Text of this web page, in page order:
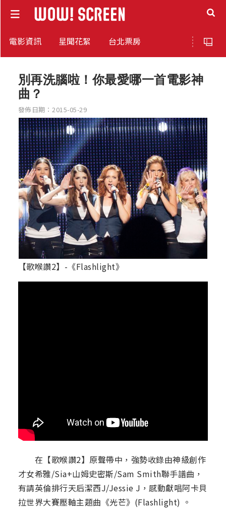
電影資訊 星聞花絮 台北票房
別再洗腦啦！你最愛哪一首電影神
曲？
發佈日期：2015-05-29
【歌喉讚2】-《Flashlight》
在【歌喉讚2】原聲帶中，強勢收錄由神級創作
才女希雅/Sia+山姆史密斯/Sam Smith聯手譜曲，
有請英倫排行天后潔西J/Jessie J，感動獻唱阿卡貝
拉世界大賽壓軸主題曲《光芒》(Flashlight) 。